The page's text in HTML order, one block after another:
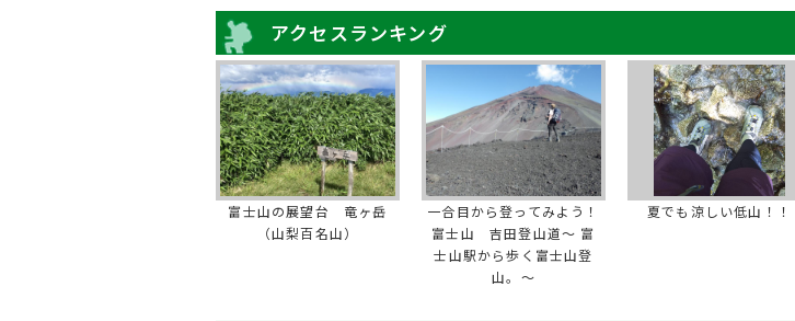
アクセスランキング
富士山の展望台 竜ヶ岳
（山梨百名山）
一合目から登ってみよう！
富士山 吉田登山道～ 富
士山駅から歩く富士山登
山。～
夏でも涼しい低山！！